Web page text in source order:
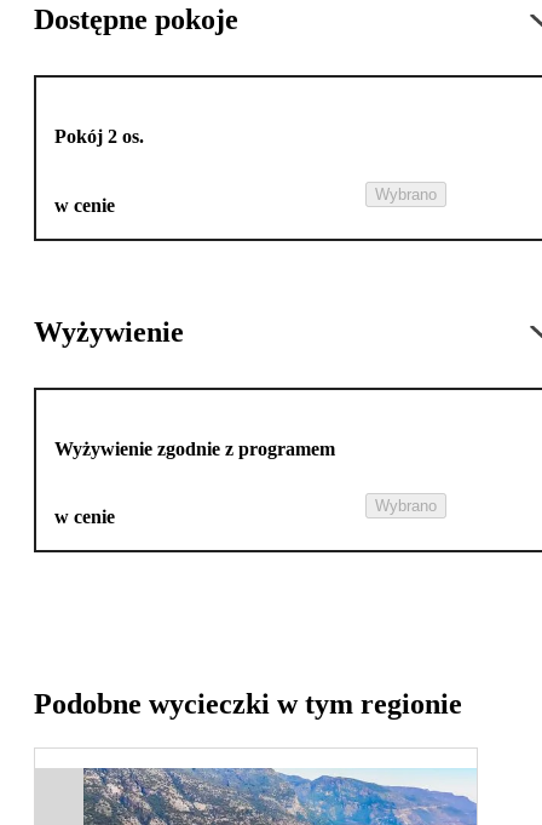
Dostępne pokoje
Pokój 2 os.
w cenie
Wybrano
Wyżywienie
Wyżywienie zgodnie z programem
w cenie
Wybrano
Podobne wycieczki w tym regionie